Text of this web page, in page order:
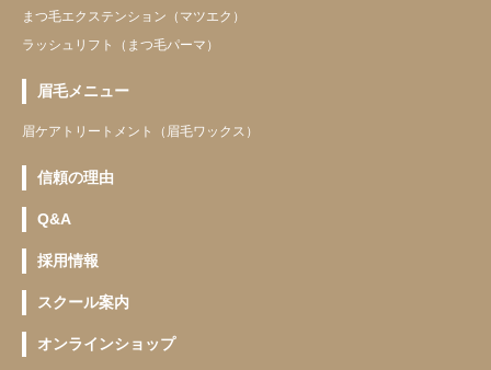
まつ毛エクステンション（マツエク）
ラッシュリフト（まつ毛パーマ）
眉毛メニュー
眉ケアトリートメント（眉毛ワックス）
信頼の理由
Q&A
採用情報
スクール案内
オンラインショップ